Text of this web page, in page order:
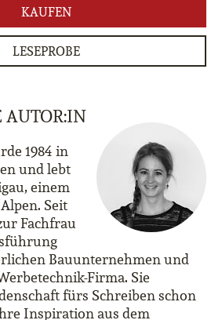
KAUFEN
LESEPROBE
AUTOR:IN
1984 in
und lebt
einem
Seit
Fachfrau
Bauunternehmen und
Firma. Sie
fürs Schreiben schon
Inspiration aus dem